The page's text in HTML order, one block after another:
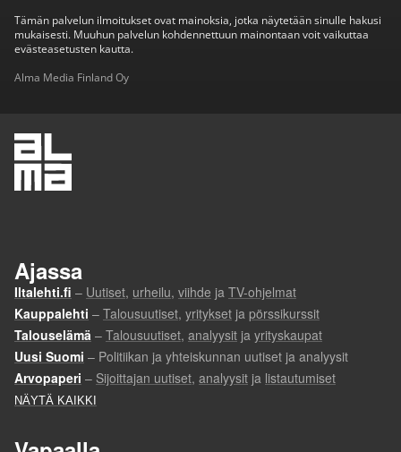
Tämän palvelun ilmoitukset ovat mainoksia, jotka näytetään sinulle hakusi
mukaisesti. Muuhun palvelun kohdennettuun mainontaan voit vaikuttaa
evästeasetusten kautta.
Alma Media Finland Oy